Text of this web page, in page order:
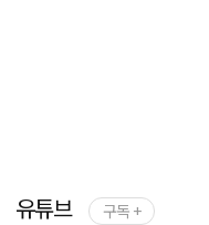
유튜브 구독 +